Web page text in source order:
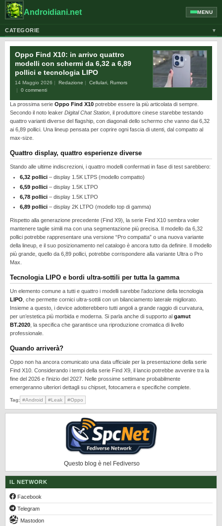
Androidiani.net MENU
CATEGORIE ▼
CELLULARI
GOOGLE
GUIDE
HONOR
HUAWEI
MOTOROLA
NEWS
ONEPLUS
POCO
REALME
RUMORS
SAMSUNG
SICUREZZA
SOFTWARE
SVILUPPARE ANDROID
XIAOMI
Oppo Find X10: in arrivo quattro
modelli con schermi da 6,32 a 6,89
pollici e tecnologia LIPO
14 Maggio 2026 Redazione Cellulari Rumors
0 commenti
La prossima serie Oppo Find X10 potrebbe essere la più articolata di sempre.
Secondo il noto leaker Digital Chat Station , il produttore cinese starebbe testando
quattro varianti diverse del flagship, con diagonali dello schermo che vanno dai 6,32
ai 6,89 pollici. Una lineup pensata per coprire ogni fascia di utenti, dal compatto al
max-size.
Quattro display, quattro esperienze diverse
Stando alle ultime indiscrezioni, i quattro modelli confermati in fase di test sarebbero:
6,32 pollici – display 1.5K LTPS (modello compatto)
6,59 pollici – display 1.5K LTPO
6,78 pollici – display 1.5K LTPO
6,89 pollici – display 2K LTPO (modello top di gamma)
Rispetto alla generazione precedente (Find X9), la serie Find X10 sembra voler
mantenere taglie simili ma con una segmentazione più precisa. Il modello da 6,32
pollici potrebbe rappresentare una versione “Pro compatta” o una nuova variante
della lineup, e il suo posizionamento nel catalogo è ancora tutto da definire. Il modello
più grande, quello da 6,89 pollici, potrebbe corrispondere alla variante Ultra o Pro
Max.
Tecnologia LIPO e bordi ultra-sottili per tutta la gamma
Un elemento comune a tutti e quattro i modelli sarebbe l’adozione della tecnologia
LIPO , che permette cornici ultra-sottili con un bilanciamento laterale migliorato.
Insieme a questo, i device adotterebbero tutti angoli a grande raggio di curvatura,
per un’estetica più morbida e moderna. Si parla anche di supporto al gamut
BT.2020 , la specifica che garantisce una riproduzione cromatica di livello
professionale.
Quando arriverà?
Oppo non ha ancora comunicato una data ufficiale per la presentazione della serie
Find X10. Considerando i tempi della serie Find X9, il lancio potrebbe avvenire tra la
fine del 2026 e l’inizio del 2027. Nelle prossime settimane probabilmente
emergeranno ulteriori dettagli su chipset, fotocamera e specifiche complete.
Tag: #Android #Leak #Oppo
Questo blog è nel Fediverso
IL NETWORK
Facebook
Telegram
Mastodon